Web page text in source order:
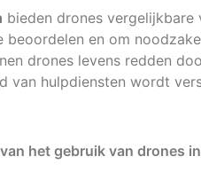
bieden drones vergelijkbare
beoordelen en om
drones levens redden
van hulpdiensten wordt
het gebruik van drones